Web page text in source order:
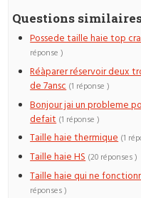
Questions
Possede taille haie top
réponse )
Réàparer réservoir deux
de 7ansc (1 réponse )
Bonjour jai un probleme
defait (1 réponse )
Taille haie thermique (1
Taille haie HS (20 réponses )
Taille haie qui ne
réponses )